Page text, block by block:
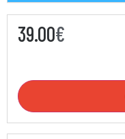
39.00€